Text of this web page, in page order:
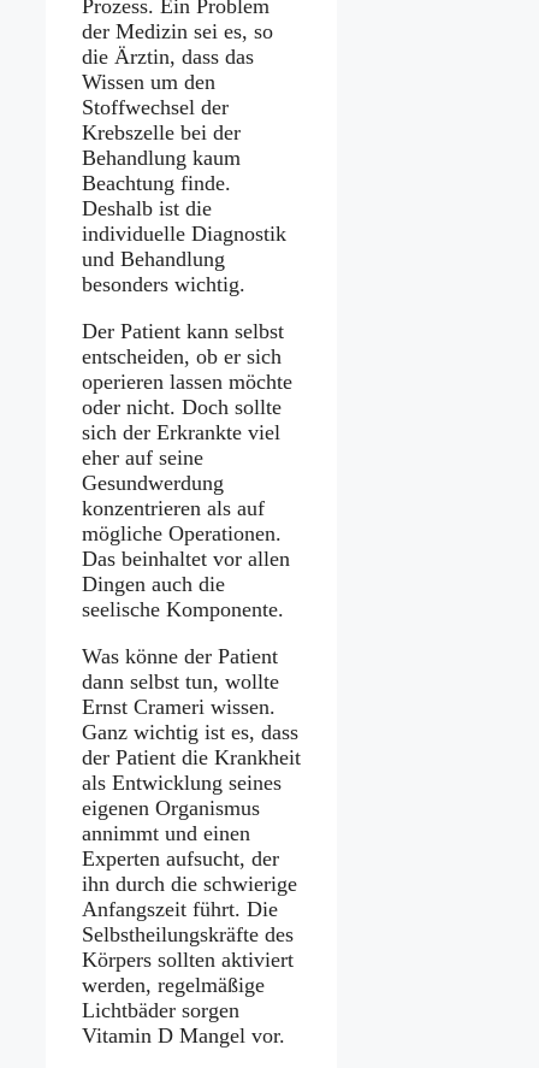
Prozess. Ein Problem
der Medizin sei es, so
die Ärztin, dass das
Wissen um den
Stoffwechsel der
Krebszelle bei der
Behandlung kaum
Beachtung finde.
Deshalb ist die
individuelle Diagnostik
und Behandlung
besonders wichtig.
Der Patient kann selbst
entscheiden, ob er sich
operieren lassen möchte
oder nicht. Doch sollte
sich der Erkrankte viel
eher auf seine
Gesundwerdung
konzentrieren als auf
mögliche Operationen.
Das beinhaltet vor allen
Dingen auch die
seelische Komponente.
Was könne der Patient
dann selbst tun, wollte
Ernst Crameri wissen.
Ganz wichtig ist es, dass
der Patient die Krankheit
als Entwicklung seines
eigenen Organismus
annimmt und einen
Experten aufsucht, der
ihn durch die schwierige
Anfangszeit führt. Die
Selbstheilungskräfte des
Körpers sollten aktiviert
werden, regelmäßige
Lichtbäder sorgen
Vitamin D Mangel vor.